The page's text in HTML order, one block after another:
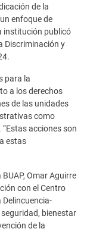
de la
enfoque de
institución publicó
Discriminación y
para la
a los derechos
de las unidades
como
acciones son
estas
Omar Aguirre
con el Centro
Delincuencia-
bienestar
de la